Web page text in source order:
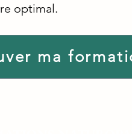
optimal.
ma